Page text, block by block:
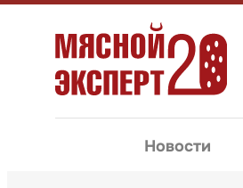
Новости